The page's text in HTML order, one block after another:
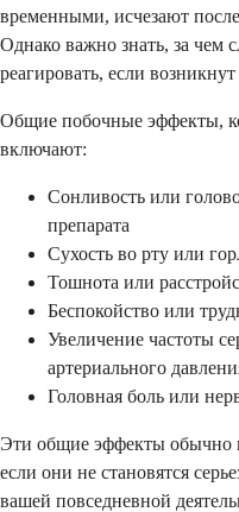
временными, исчезают
Однако важно знать, за чем
реагировать, если
Общие побочные эффекты,
включают:
Сонливость или
препарата
Сухость во рту или
Тошнота или
Беспокойство или
Увеличение частоты
артериального
Головная боль или
Эти общие эффекты обычно
если они не становятся
вашей повседневной